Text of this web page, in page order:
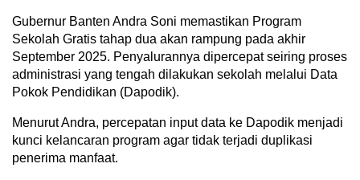
Gubernur Banten Andra Soni memastikan Program
Sekolah Gratis tahap dua akan rampung pada akhir
September 2025. Penyalurannya dipercepat seiring proses
administrasi yang tengah dilakukan sekolah melalui Data
Pokok Pendidikan (Dapodik).
Menurut Andra, percepatan input data ke Dapodik menjadi
kunci kelancaran program agar tidak terjadi duplikasi
penerima manfaat.